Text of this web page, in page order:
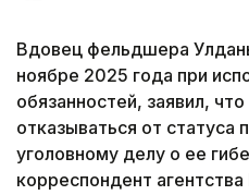
Вдовец фельдшера
ноябре 2025 года при
обязанностей, заявил,
отказываться от статуса
уголовному делу о ее
корреспондент